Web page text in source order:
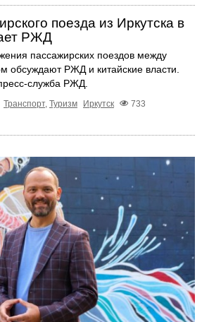
поезда из Иркутска в
РЖД
пассажирских поездов между
обсуждают РЖД и китайские власти.
РЖД.
Транспорт, Туризм Иркутск
733